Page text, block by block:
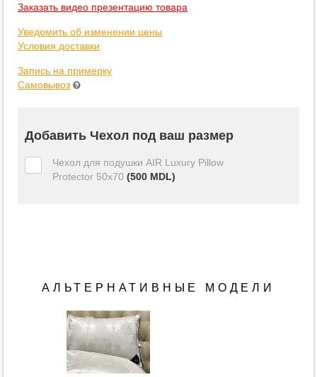
Заказать видео презентацию товара
Уведомить об изменении цены
Условия доставки
Запись на примерку
Самовывоз
Добавить Чехол под ваш размер
Чехол для подушки AIR Luxury Pillow
Protector 50x70 (500 MDL)
АЛЬТЕРНАТИВНЫЕ МОДЕЛИ